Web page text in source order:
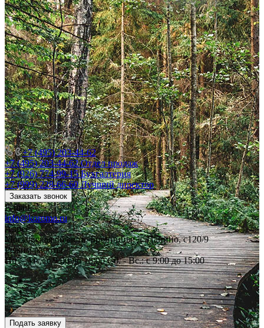
+7 (495) 203-44-62
+7 (495) 203-44-62Отдел продаж
+7 (926) 774-99-15Бухгалтерия
+7 (999) 228-66-60Лучший директор
Заказать звонок
E-mail
info@koromo.ru
Адрес
Московская область, Бронницы, д. Панино, с120/9
Режим работы
Пн. – Пт.: с 9:00 до 18:00 Сб. - Вс.: с 9:00 до 15:00
Подать заявку